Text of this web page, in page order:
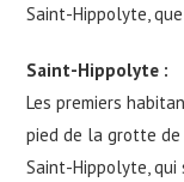
Saint-Hippolyte,
Saint-Hippolyte :
Les premiers
pied de la grotte
Saint-Hippolyte, qui